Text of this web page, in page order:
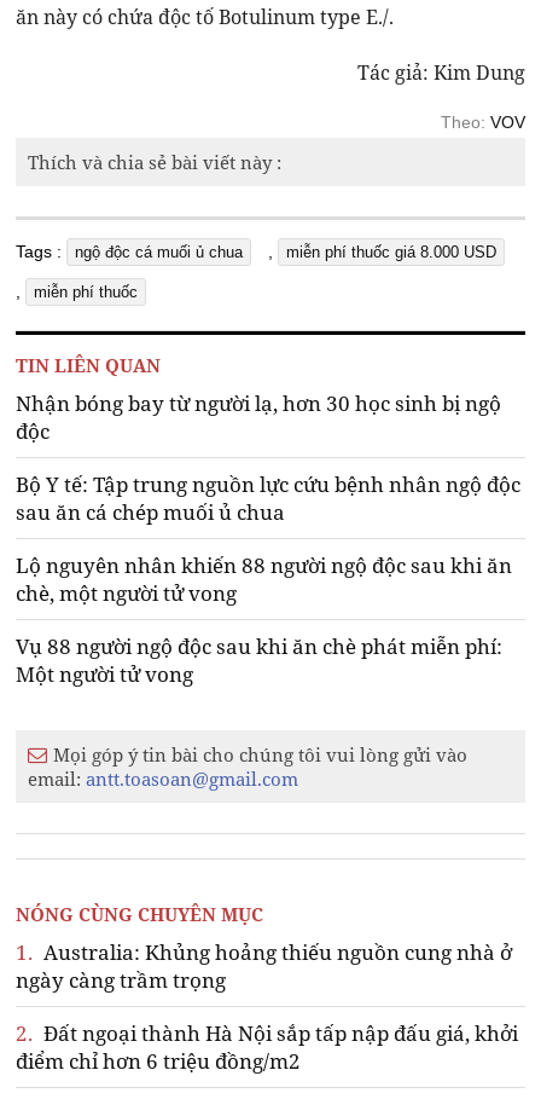
ăn này có chứa độc tố Botulinum type E./.
Tác giả: Kim Dung
Theo: VOV
Thích và chia sẻ bài viết này :
Tags : ngộ độc cá muối ủ chua miễn phí thuốc giá 8.000 USD
miễn phí thuốc
TIN LIÊN QUAN
Nhận bóng bay từ người lạ, hơn 30 học sinh bị ngộ
độc
Bộ Y tế: Tập trung nguồn lực cứu bệnh nhân ngộ độc
sau ăn cá chép muối ủ chua
Lộ nguyên nhân khiến 88 người ngộ độc sau khi ăn
chè, một người tử vong
Vụ 88 người ngộ độc sau khi ăn chè phát miễn phí:
Một người tử vong
Mọi góp ý tin bài cho chúng tôi vui lòng gửi vào
email:antt.toasoan@gmail.com
NÓNG CÙNG CHUYÊN MỤC
1. Australia: Khủng hoảng thiếu nguồn cung nhà ở
ngày càng trầm trọng
2. Đất ngoại thành Hà Nội sắp tấp nập đấu giá, khởi
điểm chỉ hơn 6 triệu đồng/m2